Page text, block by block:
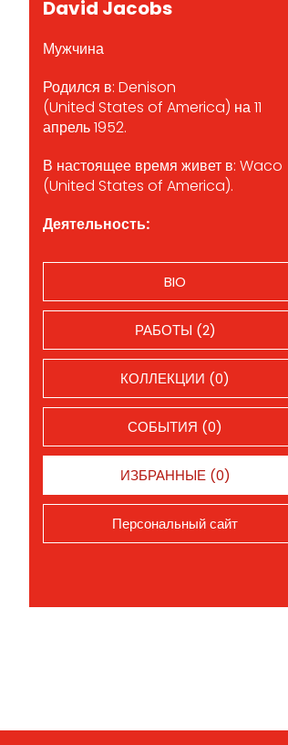
David Jacobs
Мужчина
Родился в: Denison
(United States of America) на 11
апрель 1952.
В настоящее время живет в: Waco
(United States of America).
Деятельность:
BIO
РАБОТЫ (2)
КОЛЛЕКЦИИ (0)
СОБЫТИЯ (0)
ИЗБРАННЫЕ (0)
Персональный сайт